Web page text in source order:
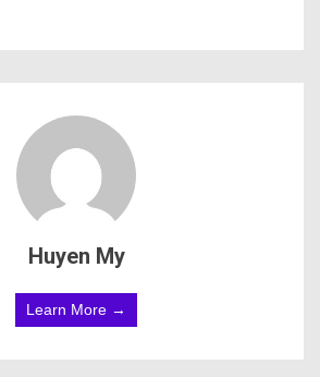
Huyen My
Learn More →